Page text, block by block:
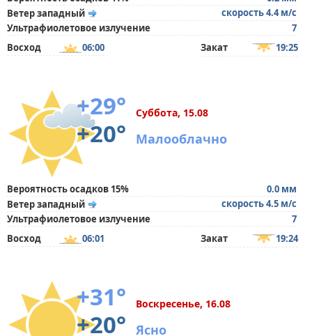
Ветер западный
скорость 4.4 м/с
Ультрафиолетовое излучение
7
Восход
06:00 Закат 19:25
+29°
+20°
Суббота, 15.08
Малооблачно
Вероятность осадков 15%
0.0 мм
Ветер западный
скорость 4.5 м/с
Ультрафиолетовое излучение
7
Восход
06:01 Закат 19:24
+31°
+20°
Воскресенье, 16.08
Ясно